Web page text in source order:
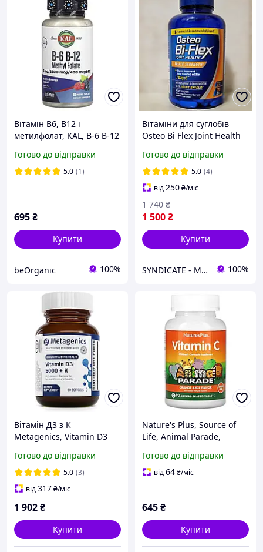
Вітамін B6, B12 і
метилфолат, KAL, B-6 B-12
розчинних мікротаблеток
Готово до відправки
5.0 (1)
695₴
Купити
beOrganic 100%
Вітаміни для суглобів
Osteo Bi Flex Joint Health
таблеток остео бі флекс
flex44 animalflex
Готово до відправки
5.0 (4)
від250₴/міс
1 500₴
1 740 ₴
Купити
SYNDICATE - Магазин спортивного харчування 100%
Вітамін Д3 з К
Metagenics, Vitamin D3
Готово до відправки
5.0 (3)
від317₴/міс
1 902₴
Купити
Nature's Plus, Source of
Life, Animal Parade,
добавка без цукру для
дітей, смак натурального
Готово до відправки
від64₴/міс
645₴
Купити